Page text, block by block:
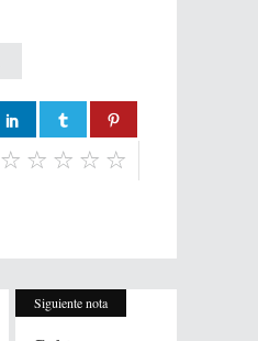
Siguiente nota